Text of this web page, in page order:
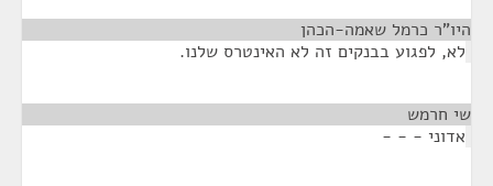
היו"ר כרמל שאמה-הכהן
לא, לפגוע בבנקים זה לא האינטרס שלנו.
שי חרמש
אדוני - - -